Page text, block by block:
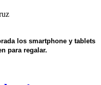
los smartphone y tablets
para regalar.